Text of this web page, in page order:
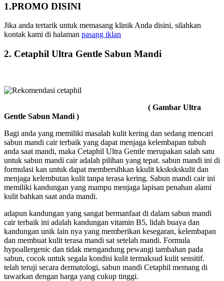
1.PROMO DISINI
Jika anda tertarik untuk memasang klinik Anda disini, silahkan
kontak kami di halaman pasang iklan
2. Cetaphil Ultra Gentle Sabun Mandi
( Gambar Ultra
Gentle Sabun Mandi )
Bagi anda yang memiliki masalah kulit kering dan sedang mencari
sabun mandi cair terbaik yang dapat menjaga kelembapan tubuh
anda saat mandi, maka Cetaphil Ultra Gentle merupakan salah satu
untuk sabun mandi cair adalah pilihan yang tepat. sabun mandi ini di
formulasi kan untuk dapat membersihkan kkulit kkskskskulit dan
menjaga kelembutan kulit tanpa terasa kering. Sabun mandi cair ini
memiliki kandungan yang mampu menjaga lapisan penahan alami
kulit bahkan saat anda mandi.
adapun kandungan yang sangat bermanfaat di dalam sabun mandi
cair terbaik ini adalah kandungan vitamin B5, lidah buaya dan
kandungan unik lain nya yang memberikan kesegaran, kelembapan
dan membuat kulit terasa mandi sat setelah mandi. Formula
hypoallergenic dan tidak mengandung pewangi tambahan pada
sabun, cocok untuk segala kondisi kulit termaksud kulit sensitif.
telah teruji secara dermatologi, sabun mandi Cetaphil memang di
tawarkan dengan harga yang cukup tinggi.